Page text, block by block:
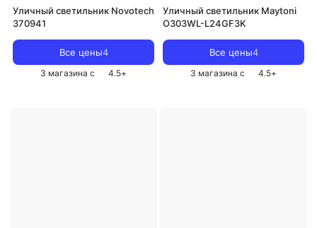
Уличный светильник Novotech
370941
Все цены4
3 магазина с 4.5+
Уличный светильник Maytoni
O303WL-L24GF3K
Все цены4
3 магазина с 4.5+